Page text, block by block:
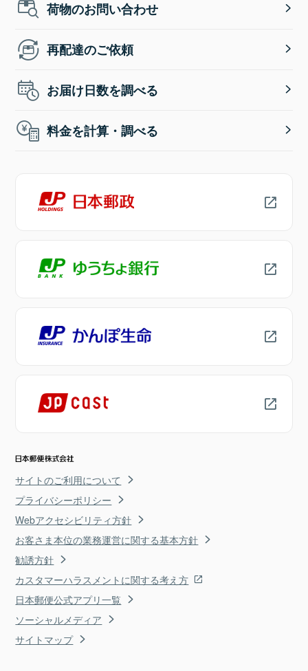
荷物のお問い合わせ
再配達のご依頼
お届け日数を調べる
料金を計算・調べる
サイトのご利用について
プライバシーポリシー
Webアクセシビリティ方針
お客さま本位の業務運営に関する基本方針
勧誘方針
カスタマーハラスメントに関する考え方
日本郵便公式アプリ一覧
ソーシャルメディア
サイトマップ